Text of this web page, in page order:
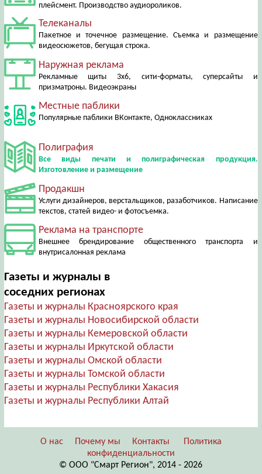
плейсмент. Производство аудиороликов.
Телеканалы
Пакетное и точечное размещение. Съемка и размещение
видеосюжетов, бегущая строка.
Наружная реклама
Рекламные щиты 3х6, сити-форматы, суперсайты и
призматроны. Видеоэкраны
Местные паблики
Популярные паблики ВКонтакте, Одноклассниках
Полиграфия
Все виды печати и полиграфическая продукция.
Изготовление и размещение
Продакшн
Услуги дизайнеров, верстальщиков, разаботчиков. Написание
текстов, статей видео- и фотосъемка.
Реклама на транспорте
Внешнее брендирование общественного транспорта и
внутрисалонная реклама
Газеты и журналы в
соседних регионах
Газеты и журналы Красноярского края
Газеты и журналы Новосибирской области
Газеты и журналы Кемеровской области
Газеты и журналы Иркутской области
Газеты и журналы Омской области
Газеты и журналы Томской области
Газеты и журналы Республики Хакасия
Газеты и журналы Республики Алтай
О нас Почему мы Контакты
Политика
конфиденциальности
© ООО "Смарт Регион", 2014 - 2026